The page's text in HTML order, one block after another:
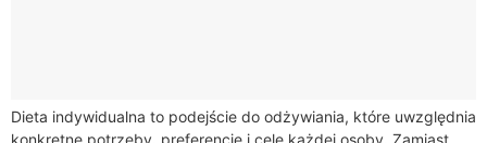
Dieta indywidualna to podejście do odżywiania, które uwzględnia